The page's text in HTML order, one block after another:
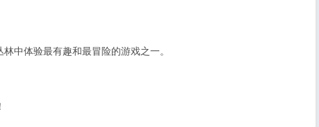
中体验最有趣和最冒险的游戏之一。